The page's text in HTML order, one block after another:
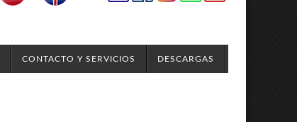
CONTACTO Y SERVICIOS DESCARGAS